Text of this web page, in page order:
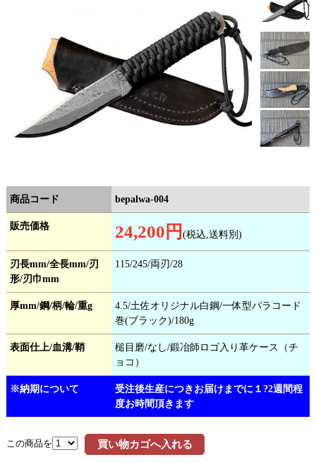
商品コード bepalwa-004
販売価格 24,200円 (税込,送料別)
刃長mm/全長mm/刃
形/刃巾mm
115/245/両刃/28
厚mm/鋼/柄/輪/重g
4.5/土佐オリジナル白鋼/一体型パラコード
巻(ブラック)/180g
表面仕上/血溝/鞘
槌目磨/なし/鍛冶師ロゴ入り革ケース（チ
ョコ）
※納期について
受注後生産につきお届けまでに１?2週間程
度お時間頂きます
この商品を 買い物カゴへ入れる